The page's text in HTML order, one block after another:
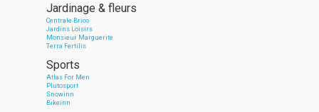
Jardinage & fleurs
Centrale Brico
Jardins Loisirs
Monsieur Marguerite
Terra Fertilis
Sports
Atlas For Men
Plutosport
Snowinn
Bikeinn